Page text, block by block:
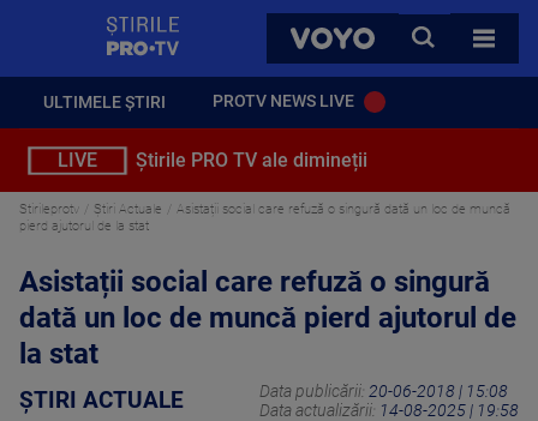
VOYO
CAUTA
TOATE
ULTIMELE ȘTIRI PROTV NEWS LIVE
LIVE Știrile PRO TV ale dimineții
Stirileprotv Știri Actuale
Asistații social care refuză o singură dată un loc de muncă
pierd ajutorul de la stat
Asistații social care refuză o singură
dată un loc de muncă pierd ajutorul de
la stat
ȘTIRI ACTUALE Data publicării: 20-06-2018 | 15:08
Data actualizării: 14-08-2025 | 19:58